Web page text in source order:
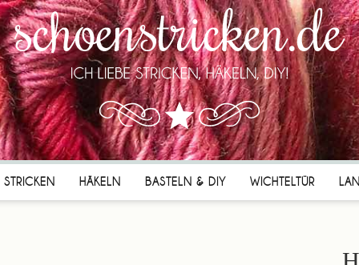
STRICKEN HÄKELN BASTELN & DIY WICHTELTÜR